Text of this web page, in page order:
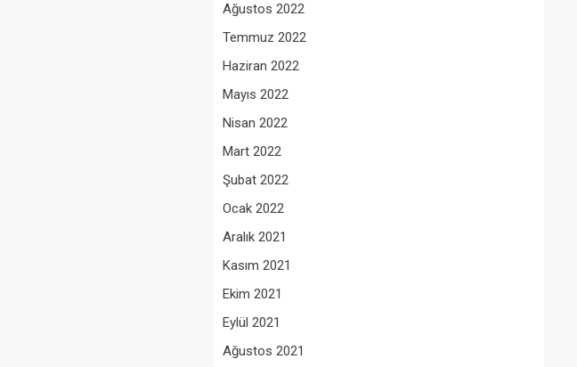
Ağustos 2022
Temmuz 2022
Haziran 2022
Mayıs 2022
Nisan 2022
Mart 2022
Şubat 2022
Ocak 2022
Aralık 2021
Kasım 2021
Ekim 2021
Eylül 2021
Ağustos 2021